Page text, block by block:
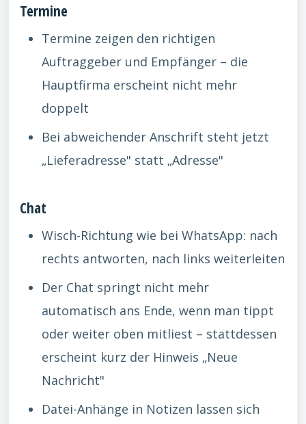
Termine
Termine zeigen den richtigen
Auftraggeber und Empfänger – die
Hauptfirma erscheint nicht mehr
doppelt
Bei abweichender Anschrift steht jetzt
„Lieferadresse" statt „Adresse"
Chat
Wisch-Richtung wie bei WhatsApp: nach
rechts antworten, nach links weiterleiten
Der Chat springt nicht mehr
automatisch ans Ende, wenn man tippt
oder weiter oben mitliest – stattdessen
erscheint kurz der Hinweis „Neue
Nachricht"
Datei-Anhänge in Notizen lassen sich